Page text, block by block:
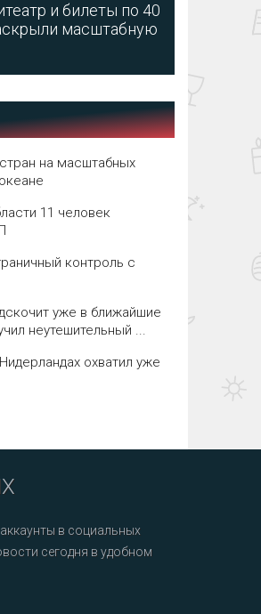
и билеты по 40
масштабную
на масштабных
11 человек
контроль с
уже в ближайшие
неутешительный ...
охватил уже
в социальных
сегодня в удобном